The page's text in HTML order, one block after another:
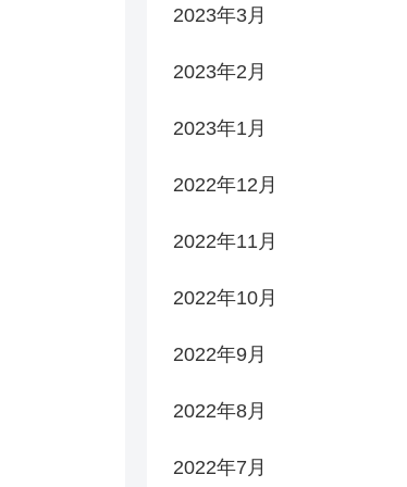
2023年3月
2023年2月
2023年1月
2022年12月
2022年11月
2022年10月
2022年9月
2022年8月
2022年7月